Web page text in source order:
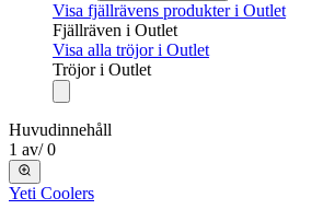
Visa fjällrävens produkter i Outlet
Fjällräven i Outlet
Visa alla tröjor i Outlet
Tröjor i Outlet
Huvudinnehåll
1 av/ 0
Yeti Coolers